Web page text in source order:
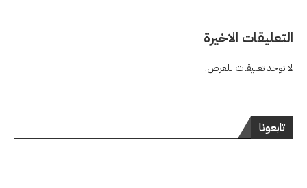
التعليقات الاخيرة
لا توجد تعليقات للعرض.
تابعونا